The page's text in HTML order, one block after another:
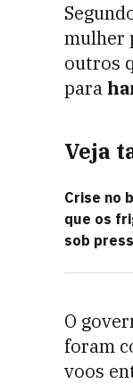
mulher
outros
para
Veja
Crise no
que os
sob
O
foram
voos